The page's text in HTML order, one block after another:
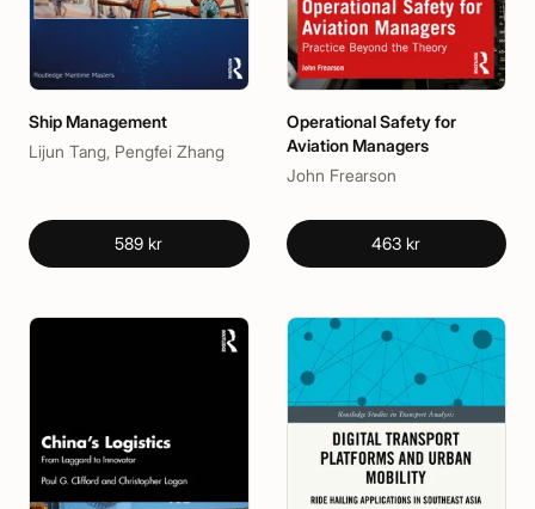
Ship Management
Lijun Tang, Pengfei Zhang
589 kr
Operational Safety for
Aviation Managers
John Frearson
463 kr